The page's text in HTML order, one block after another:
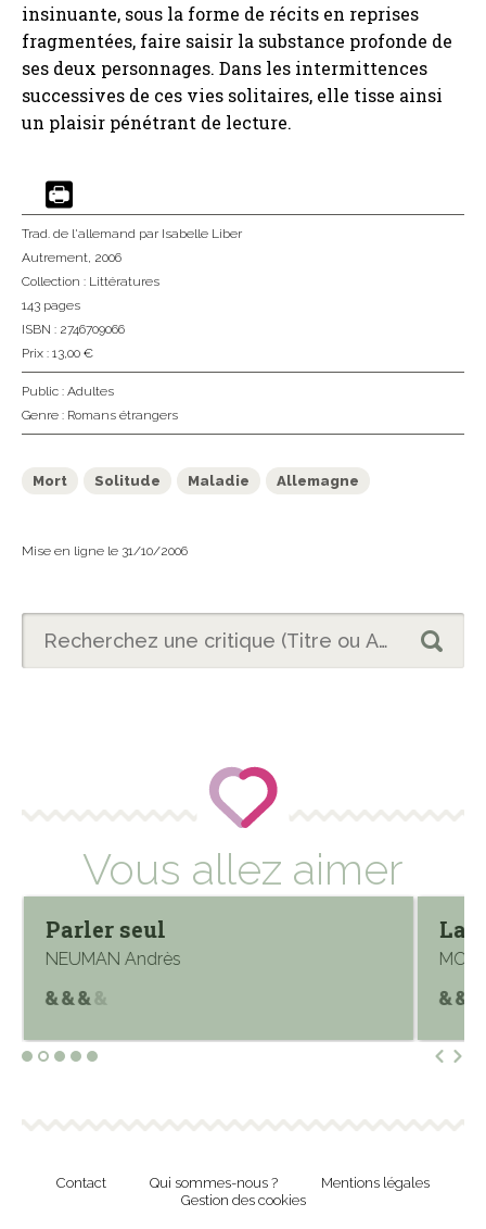
insinuante, sous la forme de récits en reprises
fragmentées, faire saisir la substance profonde de
ses deux personnages. Dans les intermittences
successives de ces vies solitaires, elle tisse ainsi
un plaisir pénétrant de lecture.
Trad. de l'allemand par Isabelle Liber
Autrement, 2006
Collection : Littératures
143 pages
ISBN : 2746709066
Prix : 13,00 €
Public : Adultes
Genre : Romans étrangers
Mort Solitude Maladie Allemagne
Mise en ligne le 31/10/2006
Vous allez aimer
Parler seul
NEUMAN Andrès
La
Contact Qui sommes-nous ?
Mentions légales
Gestion des cookies